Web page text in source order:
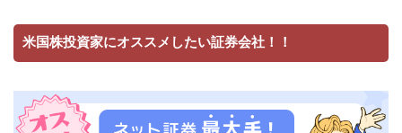
米国株投資家にオススメしたい証券会社！！